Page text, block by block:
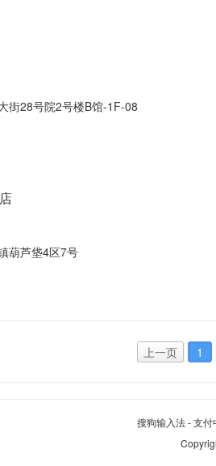
街28号院2号楼B馆-1F-08
葫芦垡4区7号
上一页 1
搜狗输入法-支付